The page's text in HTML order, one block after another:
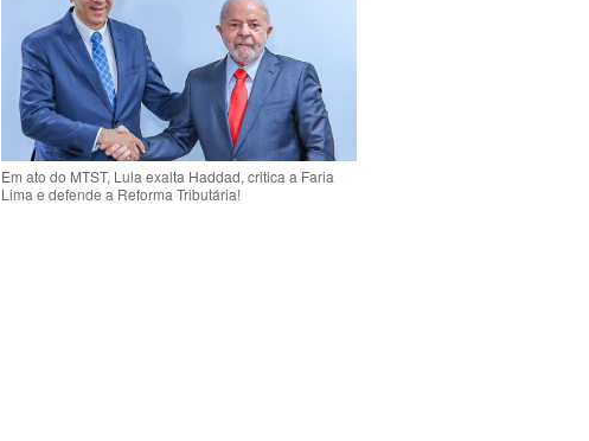
Em ato do MTST, Lula exalta Haddad, critica a Faria
Lima e defende a Reforma Tributária!